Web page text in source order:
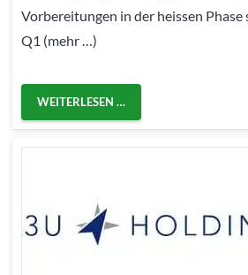
Vorbereitungen in der heissen
Q1 (mehr …)
WEITERLESEN …